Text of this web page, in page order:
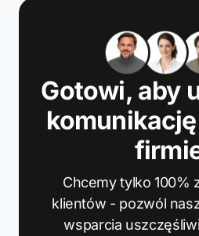
Gotowi, aby
Chcemy tylko 100%
klientów - pozwól
wsparcia